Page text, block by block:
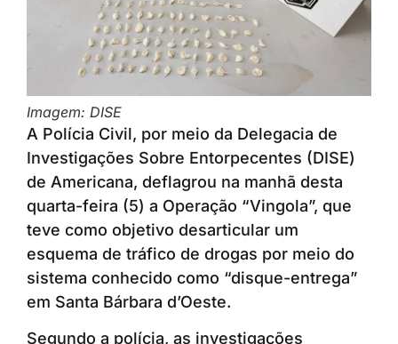
Imagem: DISE
A Polícia Civil, por meio da Delegacia de
Investigações Sobre Entorpecentes (DISE)
de Americana, deflagrou na manhã desta
quarta-feira (5) a Operação “Vingola”, que
teve como objetivo desarticular um
esquema de tráfico de drogas por meio do
sistema conhecido como “disque-entrega”
em Santa Bárbara d’Oeste.
Segundo a polícia, as investigações